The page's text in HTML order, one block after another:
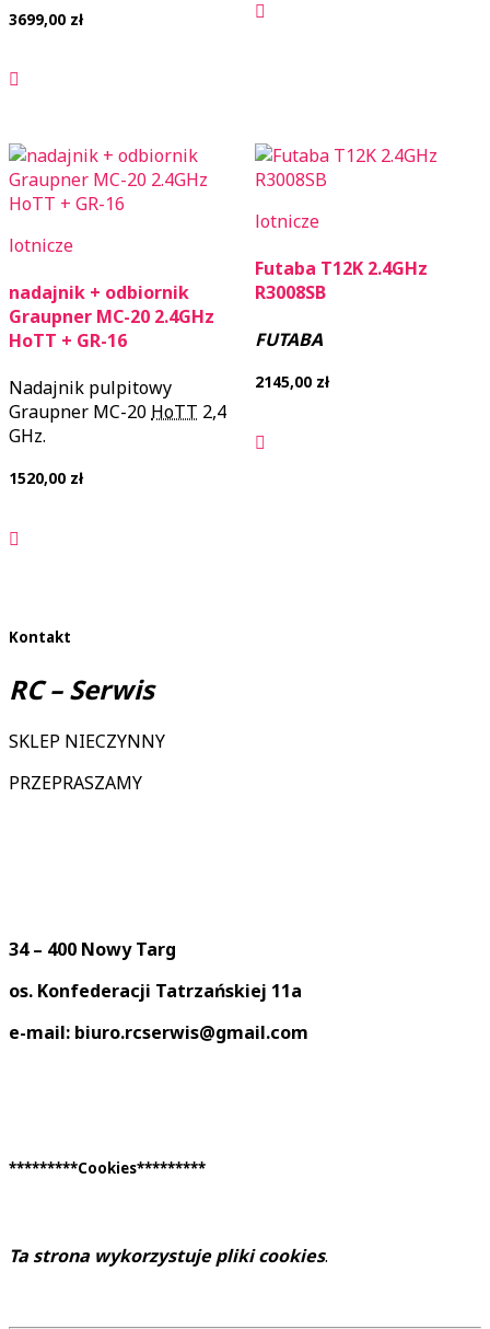
3699,00 zł
lotnicze
nadajnik + odbiornik
Graupner MC-20 2.4GHz
HoTT + GR-16
Nadajnik pulpitowy
Graupner MC-20 HoTT 2,4
GHz.
1520,00 zł
lotnicze
Futaba T12K 2.4GHz
R3008SB
FUTABA
2145,00 zł
Kontakt
RC – Serwis
SKLEP NIECZYNNY
PRZEPRASZAMY
34 – 400 Nowy Targ
os. Konfederacji Tatrzańskiej 11a
e-mail: biuro.rcserwis@gmail.com
*********Cookies*********
Ta strona wykorzystuje pliki cookies.